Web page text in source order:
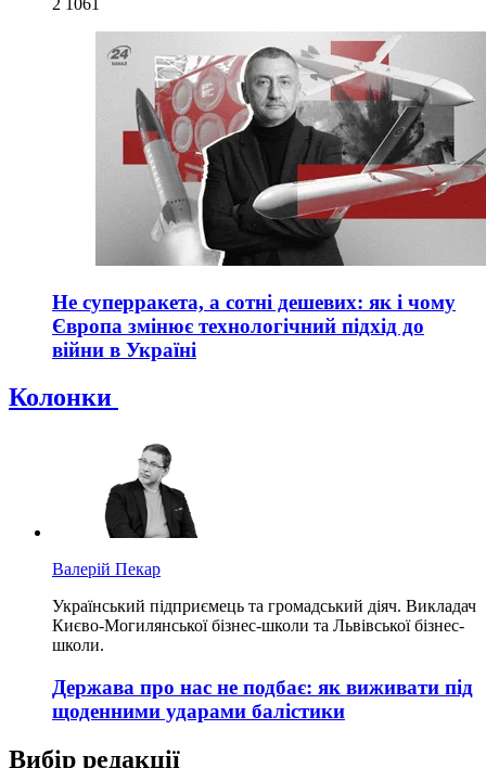
Не суперракета, а сотні дешевих: як і чому
Європа змінює технологічний підхід до
війни в Україні
Колонки
Валерій Пекар
Український підприємець та громадський діяч. Викладач
Києво-Могилянської бізнес-школи та Львівської бізнес-
школи.
Держава про нас не подбає: як виживати під
щоденними ударами балістики
Вибір редакції